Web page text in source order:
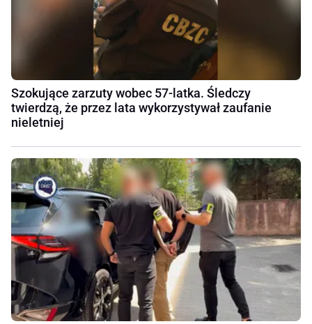
Szokujące zarzuty wobec 57-latka. Śledczy
twierdzą, że przez lata wykorzystywał zaufanie
nieletniej